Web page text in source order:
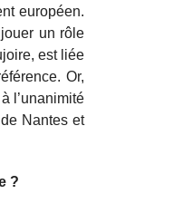
européen.
un rôle
est liée
Or,
l’unanimité
Nantes et
?